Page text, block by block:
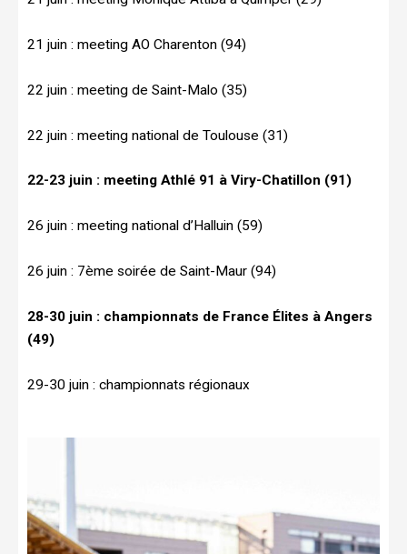
21 juin : meeting AO Charenton (94)
22 juin : meeting de Saint-Malo (35)
22 juin : meeting national de Toulouse (31)
22-23 juin : meeting Athlé 91 à Viry-Chatillon (91)
26 juin : meeting national d’Halluin (59)
26 juin : 7ème soirée de Saint-Maur (94)
28-30 juin : championnats de France Élites à Angers
(49)
29-30 juin : championnats régionaux